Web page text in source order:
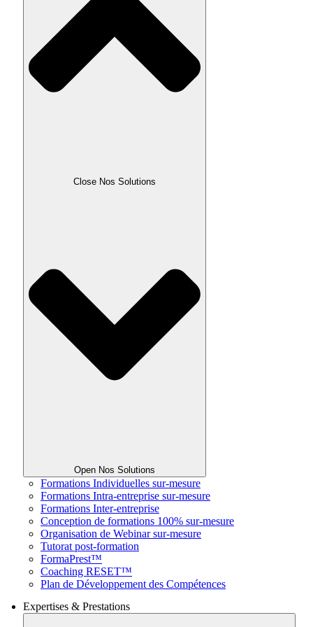
Close Nos Solutions
Open Nos Solutions
Formations Individuelles sur-mesure
Formations Intra-entreprise sur-mesure
Formations Inter-entreprise
Conception de formations 100% sur-mesure
Organisation de Webinar sur-mesure
Tutorat post-formation
FormaPrest™
Coaching RESET™
Plan de Développement des Compétences
Expertises & Prestations